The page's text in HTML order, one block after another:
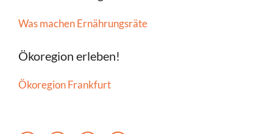
Was machen Ernährungsräte
Ökoregion erleben!
Ökoregion Frankfurt